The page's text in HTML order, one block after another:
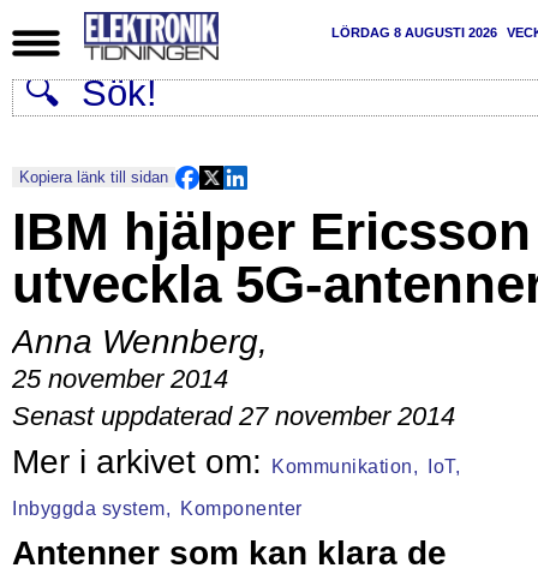
LÖRDAG 8 AUGUSTI 2026
Kopiera länk till sidan
IBM hjälper Ericsson
utveckla 5G-
Anna Wennberg,
25 november 2014
Senast uppdaterad 27 november 2014
Kommunikation, IoT,
Inbyggda system, Komponenter
Antenner som kan klara de